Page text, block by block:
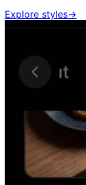
Explore styles→